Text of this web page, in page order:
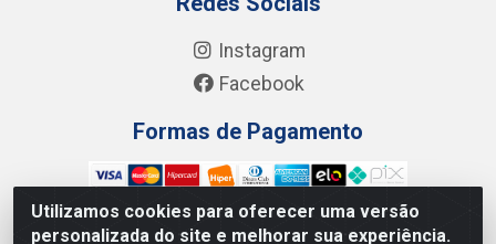
Utilizamos cookies para oferecer uma versão
personalizada do site e melhorar sua experiência.
Instagram
Facebook
Formas de Pagamento